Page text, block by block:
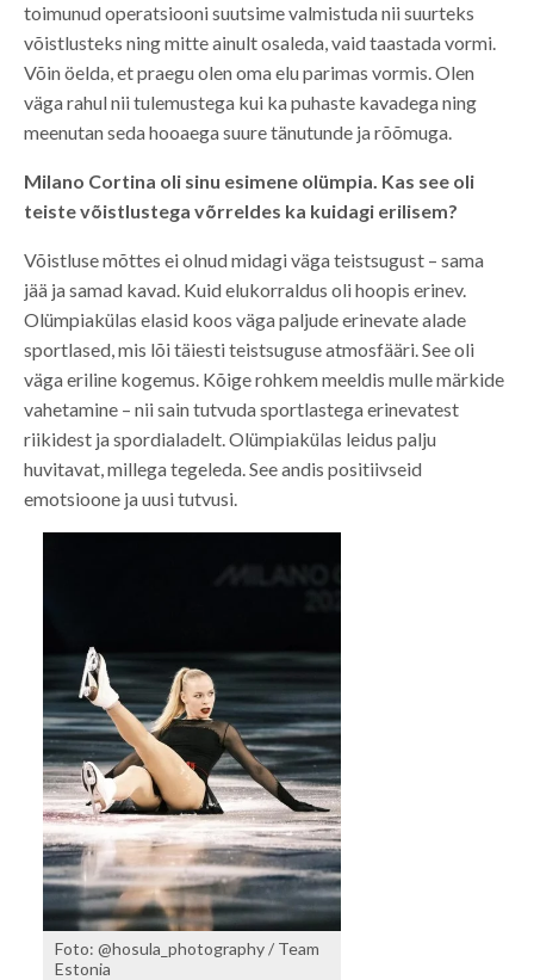
toimunud operatsiooni suutsime valmistuda nii suurteks
võistlusteks ning mitte ainult osaleda, vaid taastada vormi.
Võin öelda, et praegu olen oma elu parimas vormis. Olen
väga rahul nii tulemustega kui ka puhaste kavadega ning
meenutan seda hooaega suure tänutunde ja rõõmuga.
Milano Cortina oli sinu esimene olümpia. Kas see oli
teiste võistlustega võrreldes ka kuidagi erilisem?
Võistluse mõttes ei olnud midagi väga teistsugust – sama
jää ja samad kavad. Kuid elukorraldus oli hoopis erinev.
Olümpiakülas elasid koos väga paljude erinevate alade
sportlased, mis lõi täiesti teistsuguse atmosfääri. See oli
väga eriline kogemus. Kõige rohkem meeldis mulle märkide
vahetamine – nii sain tutvuda sportlastega erinevatest
riikidest ja spordialadelt. Olümpiakülas leidus palju
huvitavat, millega tegeleda. See andis positiivseid
emotsioone ja uusi tutvusi.
Foto: @hosula_photography / Team
Estonia